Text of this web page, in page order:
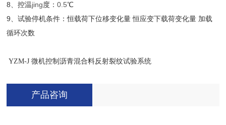
8 、控温jing度：0.5℃
9 、试验停机条件：恒载荷下位移变化量 恒应变下载荷变化量 加载
循环次数
YZM-J微机控制沥青混合料反射裂纹试验系统
产品咨询